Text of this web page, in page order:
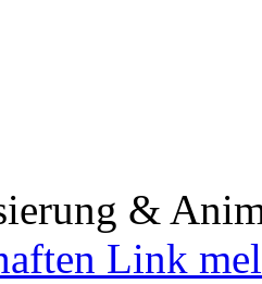
&
Link